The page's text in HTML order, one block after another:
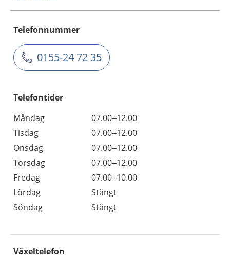
Telefonnummer
0155-24 72 35
Telefontider
Måndag
07.00–12.00
Tisdag
07.00–12.00
Onsdag
07.00–12.00
Torsdag
07.00–12.00
Fredag
07.00–10.00
Lördag
Stängt
Söndag
Stängt
Växeltelefon